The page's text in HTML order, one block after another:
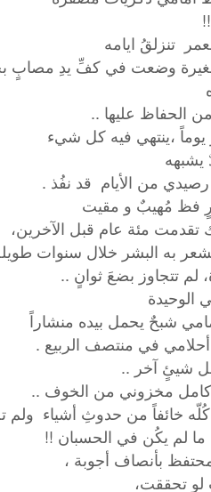
تنزلقُ ايامه
وضعت في كفِّ يدِ مصابٍ
الحفاظ عليها ..
يوماً ،ينتهي فيه كل شيء
يشبهه
من الأيام قد نفُذ .
فظ مُهيبٌ و مقيت
تقدمت مئة عام قبل الآخرين،
به البشر خلال سنوات
تتجاوز بضعَ ثوانٍ ..
الوحيدة
شبحٌ يحمل بيده منشاراً
في منتصف الربيع .
شيئٍ آخر ..
كامل مخزوني من الخوف ..
خائفاً من حدوثِ أشياء ولم
لم يكُن في الحسبان !!
بأنصاف أجوبة ،
لو تحققت،